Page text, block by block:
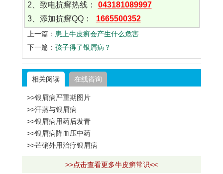
2、致电抗癣热线：
043181089997
3、添加抗癣QQ：
1665500352
上一篇： 患上牛皮癣会产生什么危害
下一篇： 孩子得了银屑病？
相关阅读 在线咨询
>>银屑病严重期图片
>>汗蒸与银屑病
>>银屑病用药后发青
>>银屑病降血压中药
>>芒硝外用治疗银屑病
>>点击查看更多牛皮癣常识<<